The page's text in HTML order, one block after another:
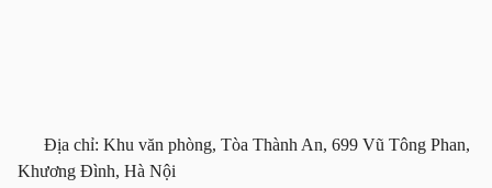
Địa chỉ: Khu văn phòng, Tòa Thành An, 699 Vũ Tông Phan,
Khương Đình, Hà Nội